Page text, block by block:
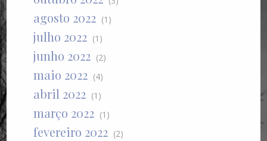
agosto 2022 (1)
julho 2022 (1)
junho 2022 (2)
maio 2022 (4)
abril 2022 (1)
março 2022 (1)
fevereiro 2022 (2)